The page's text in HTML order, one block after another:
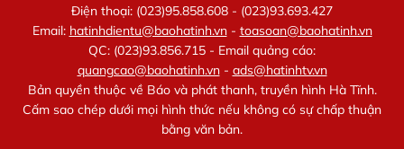
Điện thoại: (023)95.858.608 - (023)93.693.427
Email: hatinhdientu@baohatinh.vn- toasoan@baohatinh.vn
QC: (023)93.856.715 - Email quảng cáo:
quangcao@baohatinh.vn- ads@hatinhtv.vn
Bản quyền thuộc về Báo và phát thanh, truyền hình Hà Tĩnh.
Cấm sao chép dưới mọi hình thức nếu không có sự chấp thuận
bằng văn bản.